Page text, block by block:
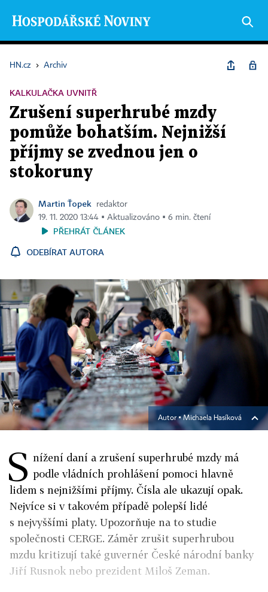
HN.cz › Archiv
KALKULAČKA UVNITŘ
Zrušení superhrubé mzdy
pomůže bohatším. Nejnižší
příjmy se zvednou jen o
stokoruny
Martin Ťopek
redaktor
19. 11. 2020 13:44 ▪ Aktualizováno ▪ 6 min. čtení
PŘEHRÁT ČLÁNEK
ODEBÍRAT AUTORA
Autor ▪Michaela Hasíková
S nížení daní a zrušení superhrubé mzdy má
podle vládních prohlášení pomoci hlavně
lidem s nejnižšími příjmy. Čísla ale ukazují opak.
Nejvíce si v takovém případě polepší lidé
s nejvyššími platy. Upozorňuje na to studie
společnosti CERGE. Záměr zrušit superhrubou
mzdu kritizují také guvernér České národní banky
Jiří Rusnok nebo prezident Miloš Zeman.